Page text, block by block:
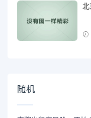
北
随机